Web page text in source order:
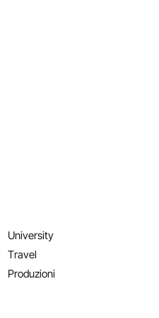
University
Travel
Produzioni